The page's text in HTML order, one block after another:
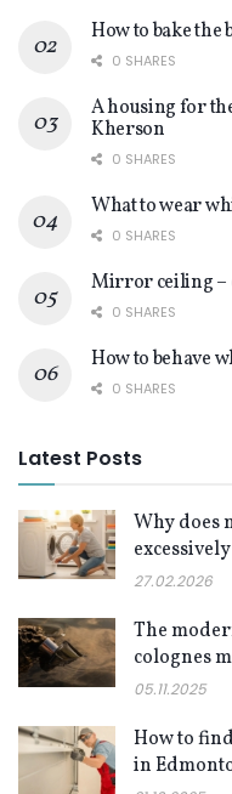
How to bake the
0 SHARES
A housing for
Kherson
0 SHARES
What to wear
0 SHARES
Mirror ceiling –
0 SHARES
How to behave
0 SHARES
Latest Posts
Why does
27.02.2026
The
colognes
05.11.2025
How to
in